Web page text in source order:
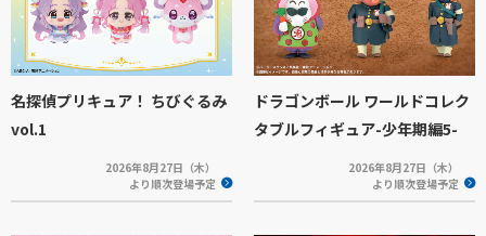
名探偵プリキュア！ ちびぐるみ
vol.1
2026年8月27日（木）
より順次登場予定
ドラゴンボール ワールドコレク
タブルフィギュア-少年期編5-
2026年8月27日（木）
より順次登場予定